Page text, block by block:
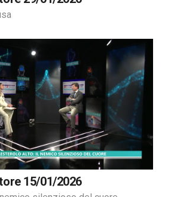
15/01/2026